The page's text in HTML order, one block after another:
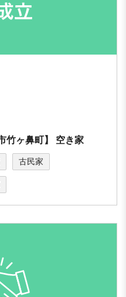
⽵ヶ⿐町】 空き家
古民家